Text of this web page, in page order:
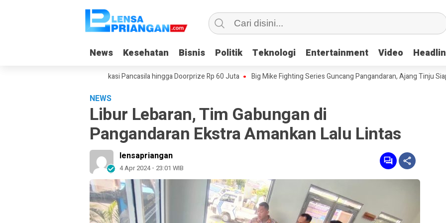
News Kesehatan Bisnis Politik Teknologi Entertainment Video
News Kesehatan Bisnis Politik Teknologi Entertainment Video
di Pangandaran, Edukasi Pancasila hingga Doorprize Rp 60 Juta Big Mike Fighting Series Guncang Pangandaran, Ajang Tinju Siap
NEWS
Libur Lebaran, Tim Gabungan di
Pangandaran Ekstra Amankan Lalu Lintas
lensapriangan
4 Apr 2024 - 23:01 WIB